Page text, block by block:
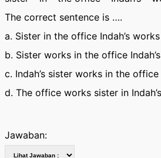
The correct sentence is ….
a. Sister in the office Indah’s works
b. Sister works in the office Indah’s
c. Indah’s sister works in the office
d. The office works sister in Indah’s
Jawaban: